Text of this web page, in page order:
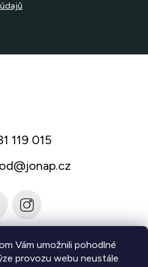
Vám umožnili pohodlné
provozu webu neustále
údajů
119 015
@jonap.cz